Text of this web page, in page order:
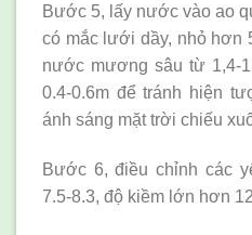
Bước 5, lấy nước vào ao
có mắc lưới dầy, nhỏ hơn
nước mương sâu từ 1,4-
0.4-0.6m để tránh hiện
ánh sáng mặt trời chiếu
Bước 6, điều chỉnh các
7.5-8.3, độ kiềm lớn hơn